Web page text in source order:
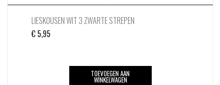
LIESKOUSEN WIT 3 ZWARTE STREPEN
€ 5,95
TOEVOEGEN AAN
WINKELWAGEN